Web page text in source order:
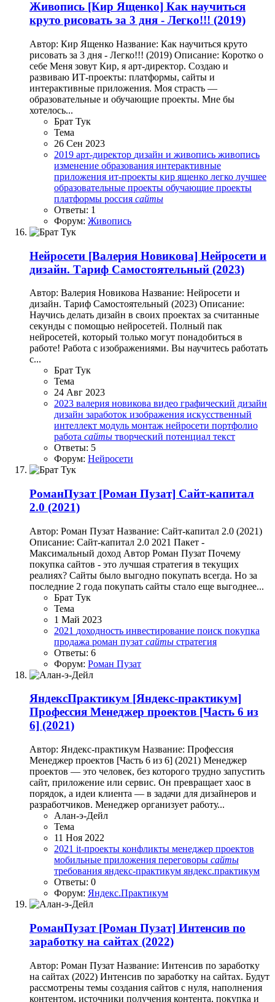
Живопись [Кир Ященко] Как научиться
круто рисовать за 3 дня - Легко!!! (2019)
Автор: Кир Ященко Название: Как научиться круто
рисовать за 3 дня - Легко!!! (2019) Описание: Коротко о
себе Меня зовут Кир, я арт-директор. Создаю и
развиваю ИТ-проекты: платформы, сайты и
интерактивные приложения. Моя страсть —
образовательные и обучающие проекты. Мне бы
хотелось...
Брат Тук
Тема
26 Сен 2023
2019 арт-директор дизайн и живопись живопись
изменение образования интерактивные
приложения ит-проекты кир ященко легко лучшее
образовательные проекты обучающие проекты
платформы россия сайты
Ответы: 1
Форум: Живопись
Нейросети [Валерия Новикова] Нейросети и
дизайн. Тариф Самостоятельный (2023)
Автор: Валерия Новикова Название: Нейросети и
дизайн. Тариф Самостоятельный (2023) Описание:
Научись делать дизайн в своих проектах за считанные
секунды с помощью нейросетей. Полный пак
нейросетей, который только могут понадобиться в
работе! Работа с изображениями. Вы научитесь работать
с...
Брат Тук
Тема
24 Авг 2023
2023 валерия новикова видео графический дизайн
дизайн заработок изображения искусственный
интеллект модуль монтаж нейросети портфолио
работа сайты творческий потенциал текст
Ответы: 5
Форум: Нейросети
РоманПузат [Роман Пузат] Сайт-капитал
2.0 (2021)
Автор: Роман Пузат Название: Сайт-капитал 2.0 (2021)
Описание: Сайт-капитал 2.0 2021 Пакет -
Максимальный доход Автор Роман Пузат Почему
покупка сайтов - это лучшая стратегия в текущих
реалиях? Сайты было выгодно покупать всегда. Но за
последние 2 года покупать сайты стало еще выгоднее...
Брат Тук
Тема
1 Май 2023
2021 доходность инвестирование поиск покупка
продажа роман пузат сайты стратегия
Ответы: 6
Форум: Роман Пузат
ЯндексПрактикум [Яндекс-практикум]
Профессия Менеджер проектов [Часть 6 из
6] (2021)
Автор: Яндекс-практикум Название: Профессия
Менеджер проектов [Часть 6 из 6] (2021) Менеджер
проектов — это человек, без которого трудно запустить
сайт, приложение или сервис. Он превращает хаос в
порядок, а идеи клиента — в задачи для дизайнеров и
разработчиков. Менеджер организует работу...
Алан-э-Дейл
Тема
11 Ноя 2022
2021 it-проекты конфликты менеджер проектов
мобильные приложения переговоры сайты
требования яндекс-практикум яндекс.практикум
Ответы: 0
Форум: Яндекс.Практикум
РоманПузат [Роман Пузат] Интенсив по
заработку на сайтах (2022)
Автор: Роман Пузат Название: Интенсив по заработку
на сайтах (2022) Интенсив по заработку на сайтах. Будут
рассмотрены темы создания сайтов с нуля, наполнения
контентом, источники получения контента, покупка и